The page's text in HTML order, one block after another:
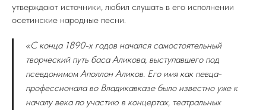
утверждают источники, любил слушать в его исполнении
осетинские народные песни.
«С конца 1890-х годов начался самостоятельный
творческий путь баса Аликова, выступавшего под
псевдонимом Аполлон Аликов. Его имя как певца-
профессионала во Владикавказе было известно уже к
началу века по участию в концертах, театральных